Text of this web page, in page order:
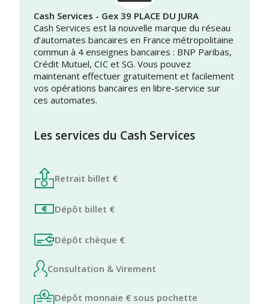
Cash Services - Gex 39 PLACE DU JURA
Cash Services est la nouvelle marque du réseau
d’automates bancaires en France métropolitaine
commun à 4 enseignes bancaires : BNP Paribas,
Crédit Mutuel, CIC et SG. Vous pouvez
maintenant effectuer gratuitement et facilement
vos opérations bancaires en libre-service sur
ces automates.
Les services du Cash Services
Retrait billet €
Dépôt billet €
Dépôt chèque €
Consultation & Virement
Dépôt monnaie € sous pochette